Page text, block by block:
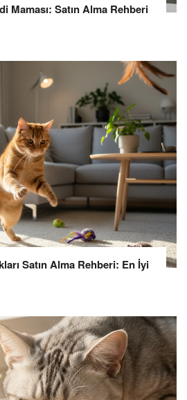
Maması: Satın Alma Rehberi
Satın Alma Rehberi: En İyi